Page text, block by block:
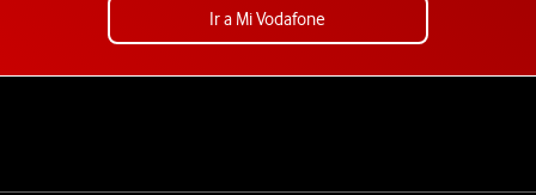
Ir a Mi Vodafone